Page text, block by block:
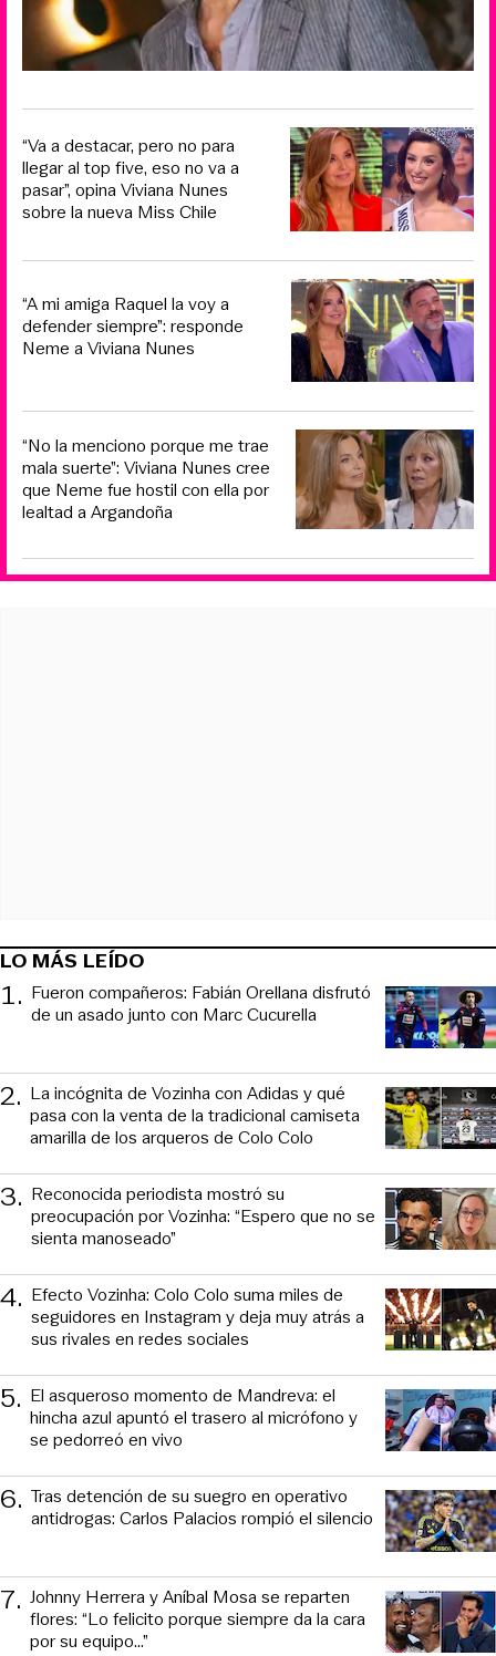
“Va a destacar, pero no para
llegar al top five, eso no va a
pasar”, opina Viviana Nunes
sobre la nueva Miss Chile
“A mi amiga Raquel la voy a
defender siempre”: responde
Neme a Viviana Nunes
“No la menciono porque me trae
mala suerte”: Viviana Nunes cree
que Neme fue hostil con ella por
lealtad a Argandoña
LO MÁS LEÍDO
1. Fueron compañeros: Fabián Orellana disfrutó
de un asado junto con Marc Cucurella
2. La incógnita de Vozinha con Adidas y qué
pasa con la venta de la tradicional camiseta
amarilla de los arqueros de Colo Colo
3. Reconocida periodista mostró su
preocupación por Vozinha: “Espero que no se
sienta manoseado”
4. Efecto Vozinha: Colo Colo suma miles de
seguidores en Instagram y deja muy atrás a
sus rivales en redes sociales
5. El asqueroso momento de Mandreva: el
hincha azul apuntó el trasero al micrófono y
se pedorreó en vivo
6. Tras detención de su suegro en operativo
antidrogas: Carlos Palacios rompió el silencio
7. Johnny Herrera y Aníbal Mosa se reparten
flores: “Lo felicito porque siempre da la cara
por su equipo…”